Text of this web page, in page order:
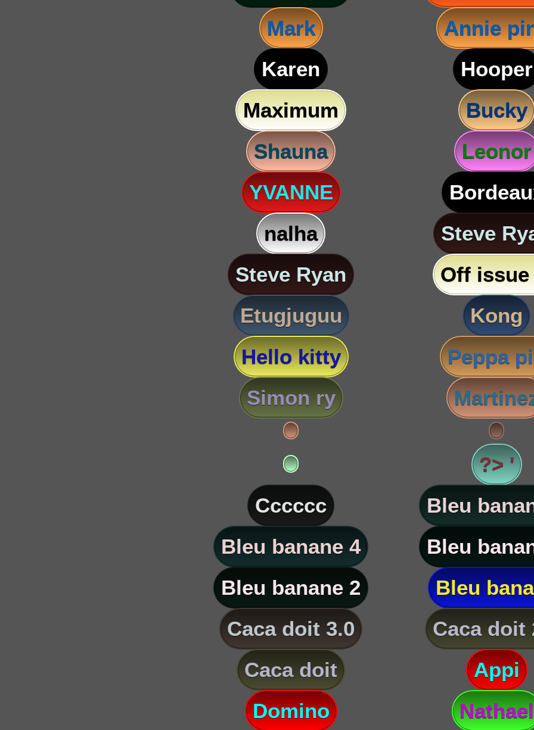
Mark
Annie
Karen
Hooper
Maximum
Bucky
Shauna
Leonor
YVANNE
nalha
Steve
Steve Ryan
Off
Etugjuguu
Kong
Hello kitty
Peppa
Simon ry
?> '
Cccccc
Bleu
Bleu banane 4
Bleu
Bleu banane 2
Bleu
Caca doit 3.0
Caca doit
Caca doit
Appi
Domino
Nathael